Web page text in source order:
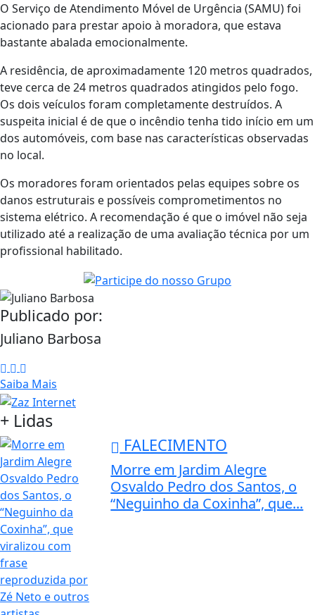
O Serviço de Atendimento Móvel de Urgência (SAMU) foi
acionado para prestar apoio à moradora, que estava
bastante abalada emocionalmente.
A residência, de aproximadamente 120 metros quadrados,
teve cerca de 24 metros quadrados atingidos pelo fogo.
Os dois veículos foram completamente destruídos. A
suspeita inicial é de que o incêndio tenha tido início em um
dos automóveis, com base nas características observadas
no local.
Os moradores foram orientados pelas equipes sobre os
danos estruturais e possíveis comprometimentos no
sistema elétrico. A recomendação é que o imóvel não seja
utilizado até a realização de uma avaliação técnica por um
profissional habilitado.
Publicado por:
Juliano Barbosa
Saiba Mais
+ Lidas
FALECIMENTO
Morre em Jardim Alegre
Osvaldo Pedro dos Santos, o
“Neguinho da Coxinha”, que...